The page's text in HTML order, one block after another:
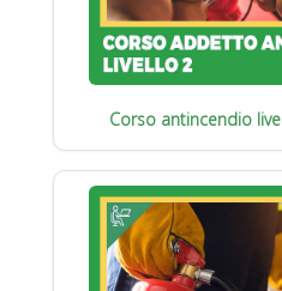
Corso antincendio